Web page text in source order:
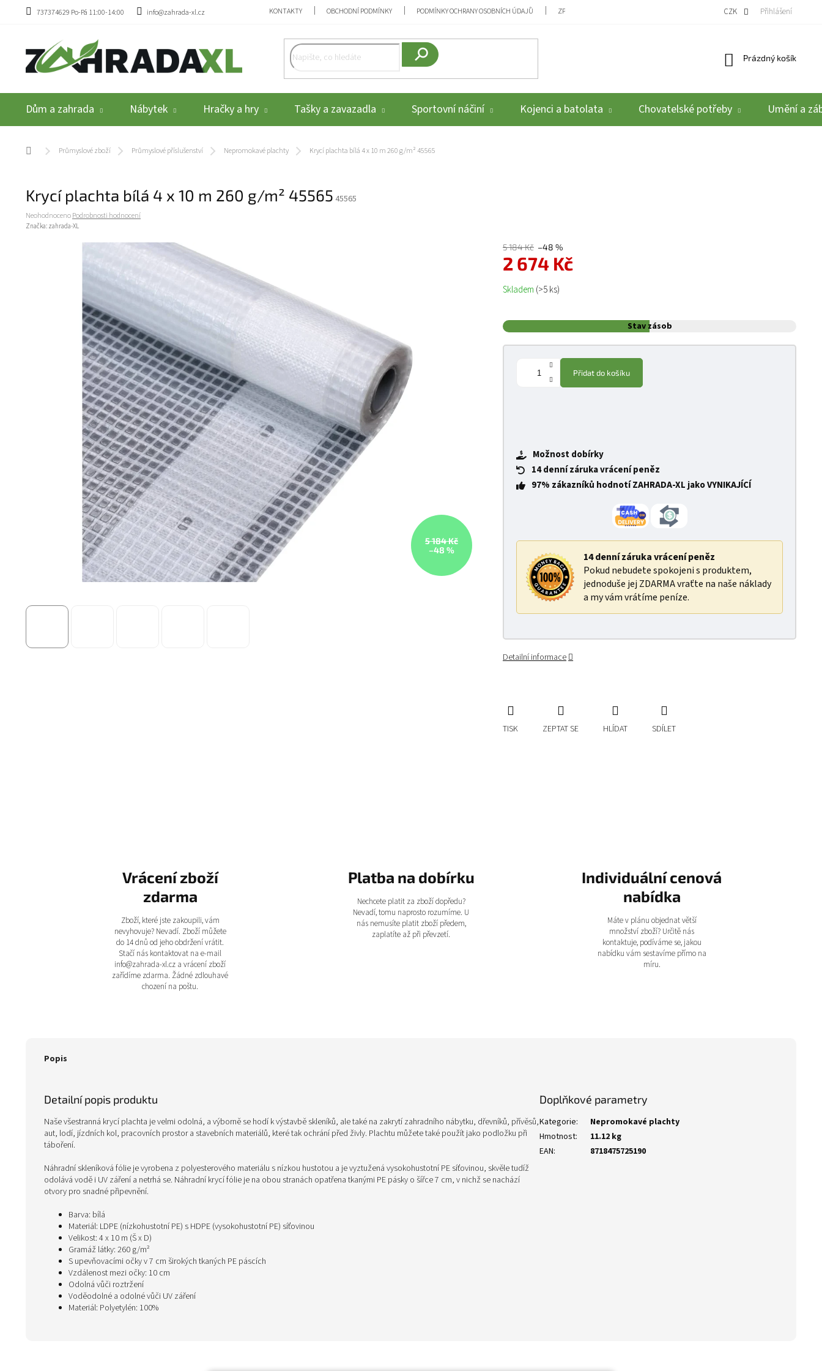
Přejít na obsah
737374629 Po-Pá 11:00-14:00 info@zahrada-xl.cz KONTAKTY OBCHODNÍ PODMÍNKY PODMÍNKY OCHRANY OSOBNÍCH ÚDAJŮ ZPĚTNÝ ODBĚR VYSLOUŽILÝCH ELEKTROZAŘÍZENÍ / BATERIÍ REKLAMACE A
CZK Přihlášení
Nákupní košík
Prázdný košík
Dům a zahrada Nábytek Hračky a hry Tašky a zavazadla Sportovní náčiní Kojenci a batolata Chovatelské potřeby Umění a
Domů Průmyslové zboží Průmyslové příslušenství Nepromokavé plachty Krycí plachta bílá 4 x 10 m 260 g/m² 45565
Krycí plachta bílá 4 x 10 m 260 g/m² 45565 45565
Průměrné hodnocení produktu je 0,0 z 5 hvězdiček.
NeohodnocenoPodrobnosti hodnocení
Značka: zahrada-XL
5 184 Kč
–48 %
5 184 Kč –48 %
2 674 Kč
Měrná cena:
Skladem (>5 ks)
Stav zásob
Přidat do košíku
Možnost dobírky
14 denní záruka vrácení peněz
97% zákazníků hodnotí ZAHRADA-XL jako VYNIKAJÍCÍ
14 denní záruka vrácení peněz
Pokud nebudete spokojeni s produktem,
jednoduše jej ZDARMA vraťte na naše náklady
a my vám vrátíme peníze.
Detailní informace
TISK ZEPTAT SE HLÍDAT SDÍLET
Vrácení zboží
zdarma
Zboží, které jste zakoupili, vám
nevyhovuje? Nevadí. Zboží můžete
do 14 dnů od jeho obdržení vrátit.
Stačí nás kontaktovat na e-mail
info@zahrada-xl.cz a vrácení zboží
zařídíme zdarma. Žádné zdlouhavé
chození na poštu.
Platba na dobírku
Nechcete platit za zboží dopředu?
Nevadí, tomu naprosto rozumíme. U
nás nemusíte platit zboží předem,
zaplatíte až při převzetí.
Individuální cenová
nabídka
Máte v plánu objednat větší
množství zboží? Určitě nás
kontaktuje, podíváme se, jakou
nabídku vám sestavíme přímo na
míru.
Popis
Detailní popis produktu
Naše všestranná krycí plachta je velmi odolná, a výborně se hodí k výstavbě skleníků, ale také na zakrytí zahradního nábytku, dřevníků, přívěsů,
aut, lodí, jízdních kol, pracovních prostor a stavebních materiálů, které tak ochrání před živly. Plachtu můžete také použít jako podložku při
táboření.
Náhradní skleníková fólie je vyrobena z polyesterového materiálu s nízkou hustotou a je vyztužená vysokohustotní PE síťovinou, skvěle tudíž
odolává vodě i UV záření a netrhá se. Náhradní krycí fólie je na obou stranách opatřena tkanými PE pásky o šířce 7 cm, v nichž se nachází
otvory pro snadné připevnění.
Barva: bílá
Materiál: LDPE (nízkohustotní PE) s HDPE (vysokohustotní PE) síťovinou
Velikost: 4 x 10 m (Š x D)
Gramáž látky: 260 g/m²
S upevňovacími očky v 7 cm širokých tkaných PE páscích
Vzdálenost mezi očky: 10 cm
Odolná vůči roztržení
Voděodolné a odolné vůči UV záření
Materiál: Polyetylén: 100%
Doplňkové parametry
Kategorie:
Nepromokavé plachty
Hmotnost:
11.12 kg
EAN: 8718475725190